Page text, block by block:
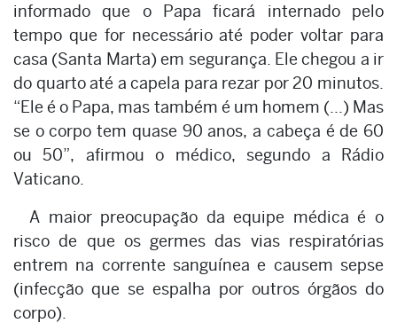
informado que o Papa ficará internado pelo
tempo que for necessário até poder voltar para
casa (Santa Marta) em segurança. Ele chegou a ir
do quarto até a capela para rezar por 20 minutos.
“Ele é o Papa, mas também é um homem (...) Mas
se o corpo tem quase 90 anos, a cabeça é de 60
ou 50”, afirmou o médico, segundo a Rádio
Vaticano.
A maior preocupação da equipe médica é o
risco de que os germes das vias respiratórias
entrem na corrente sanguínea e causem sepse
(infecção que se espalha por outros órgãos do
corpo).